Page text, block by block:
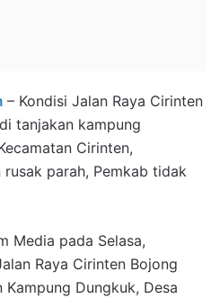
– Kondisi Jalan Raya Cirinten
tanjakan kampung
Cirinten,
parah, Pemkab tidak
Media pada Selasa,
Raya Cirinten Bojong
Dungkuk, Desa